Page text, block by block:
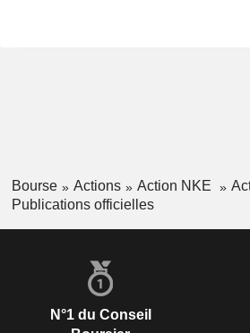
Bourse Actions Action NKE
Publications officielles
N°1 du Conseil